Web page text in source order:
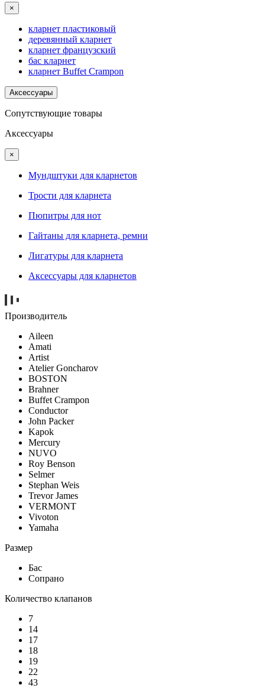
×
кларнет пластиковый
деревянный кларнет
кларнет французский
бас кларнет
кларнет Buffet Crampon
Аксессуары
Сопутствующие товары
Аксессуары
×
Мундштуки для кларнетов
Трости для кларнета
Пюпитры для нот
Гайтаны для кларнета, ремни
Лигатуры для кларнета
Аксессуары для кларнетов
Производитель
Aileen
Amati
Artist
Atelier Goncharov
BOSTON
Brahner
Buffet Crampon
Conductor
John Packer
Kapok
Mercury
NUVO
Roy Benson
Selmer
Stephan Weis
Trevor James
VERMONT
Vivoton
Yamaha
Размер
Бас
Сопрано
Количество клапанов
7
14
17
18
19
22
43